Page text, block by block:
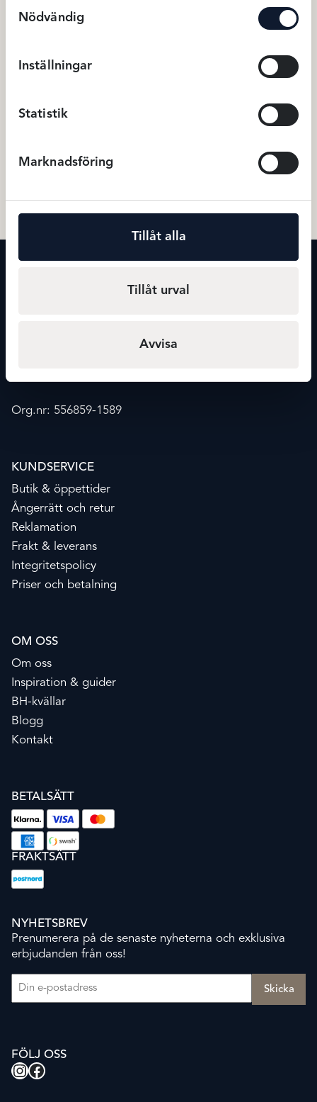
Nödvändig
Inställningar
Statistik
Marknadsföring
Tillåt alla
Tillåt urval
Avvisa
189
Org.nr: 556859-1589
KUNDSERVICE
Butik & öppettider
Ångerrätt och retur
Reklamation
Frakt & leverans
Integritetspolicy
Priser och betalning
OM OSS
Om oss
Inspiration & guider
BH-kvällar
Blogg
Kontakt
BETALSÄTT
FRAKTSÄTT
NYHETSBREV
Prenumerera på de senaste nyheterna och exklusiva
erbjudanden från oss!
FÖLJ OSS
Instagram
Facebook